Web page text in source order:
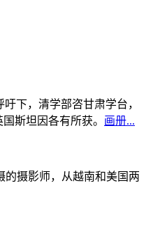
下，清学部咨甘肃学台，
斯坦因各有所获。 画册...
的摄影师，从越南和美国两